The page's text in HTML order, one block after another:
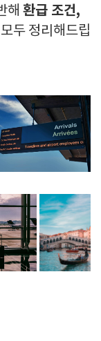
해 환급 조건,
두 정리해드립